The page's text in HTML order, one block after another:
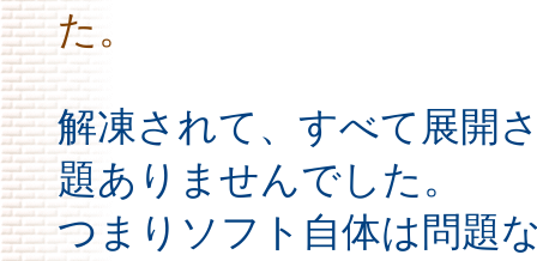
た。
解凍されて、すべて展開
題ありませんでした。
つまりソフト自体は問題